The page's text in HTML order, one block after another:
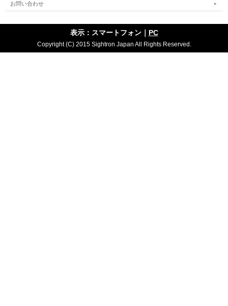
お問い合わせ
表示：スマートフォン｜ PC
Copyright (C) 2015 Sightron Japan All Rights Reserved.